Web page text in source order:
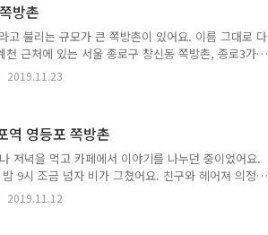
였어요. 서울역 앞 거대 판자촌 및 윤락가가 양동, 도
뿐이었거든요. 일단 동자동의 동명 유래는 확실하지
쪽에 있다고 동자동이라고 불렸을 거라 추측되고 있
방촌
고 불리는 규모가 큰 쪽방촌이 있어요. 이름 그대로 다
천 근처에 있는 서울 종로구 창신동 쪽방촌, 종로3가
울 종로구 돈의동 쪽방촌, 서울역 맞은편에 있는 남
남대문로5가 쪽방촌, 남대문로5가 쪽방촌 옆에 있는
구, 금천구에도 쪽방이 여러 곳 있어요. 가리봉동, 가
은 쪽방촌이라고 부르기보다는 벌집촌이라고 불러
쪽방에 대해 서울 5대 쪽방촌이라 부르지 않는 이유
2019.11.23
역 영등포 쪽방촌
저녁을 먹고 카페에서 이야기를 나누던 중이었어요.
9시 조금 넘자 비가 그쳤어요. 친구와 헤어져 의정
시각은 2019년 11월 10일 밤 11시 40분이었어요. 길
어 있었고, 비는 안 내리고 있었어요. 비가 내려서 기
2019.11.12